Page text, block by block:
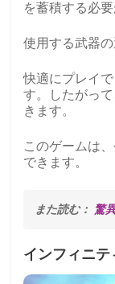
を蓄積する必要
使用する武器
快適にプレイ
す。したがっ
きます。
このゲームは
できます。
また読む： 驚
インフィニテ